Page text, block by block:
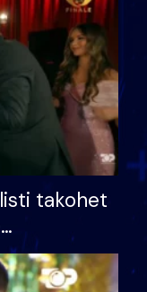
takohet
letër